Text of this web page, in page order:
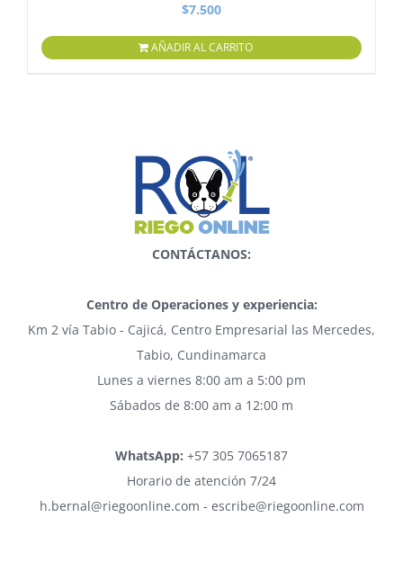
$7.500
AÑADIR AL CARRITO
CONTÁCTANOS:
Centro de Operaciones y experiencia:
Km 2 vía Tabio - Cajicá, Centro Empresarial las Mercedes,
Tabio, Cundinamarca
Lunes a viernes 8:00 am a 5:00 pm
Sábados de 8:00 am a 12:00 m
WhatsApp: +57 305 7065187
Horario de atención 7/24
h.bernal@riegoonline.com - escribe@riegoonline.com